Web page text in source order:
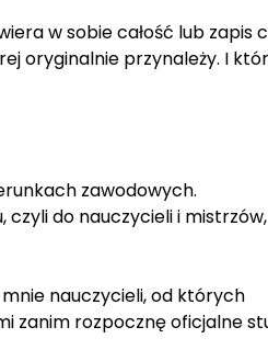
w sobie całość lub zapis
oryginalnie przynależy. I
zawodowych.
czyli do nauczycieli i
nauczycieli, od których
zanim rozpocznę oficjalne